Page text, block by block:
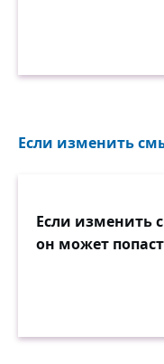
Если изменить
Если изменить
он может